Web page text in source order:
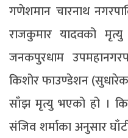
गणेशमान चारनाथ
राजकुमार यादवको
जनकपुरधाम
किशोर फाउण्डेशन
साँझ मृत्यु भएको हो ।
संजिव शर्माका अनुसार